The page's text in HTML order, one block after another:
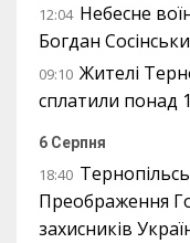
12:04 Небесне
Богдан
09:10 Жителі
сплатили понад
6 Серпня
18:40
Преображення
захисників